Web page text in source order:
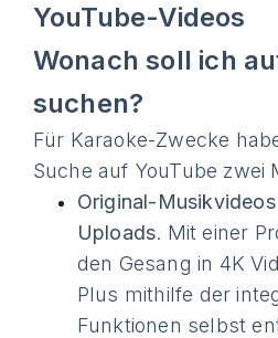
YouTube-Videos
Wonach soll ich
suchen?
Für Karaoke-Zwecke
Suche auf YouTube zwei
Original-
Uploads. Mit einer
den Gesang in 4K
Plus mithilfe der
Funktionen selbst